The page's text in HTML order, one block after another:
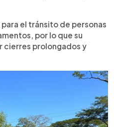
el tránsito de personas
por lo que su
cierres prolongados y